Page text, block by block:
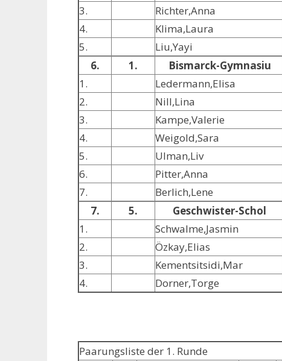
3.
Richter,Anna
4.
Klima,Laura
5.
Liu,Yayi
6.
1. Bismarck-Gymnasiu
1.
Ledermann,Elisa
2.
Nill,Lina
3.
Kampe,Valerie
4.
Weigold,Sara
5.
Ulman,Liv
6.
Pitter,Anna
7.
Berlich,Lene
7.
5. Geschwister-Schol
1.
Schwalme,Jasmin
2.
Özkay,Elias
3.
Kementsitsidi,Mar
4.
Dorner,Torge
Paarungsliste der 1. Runde